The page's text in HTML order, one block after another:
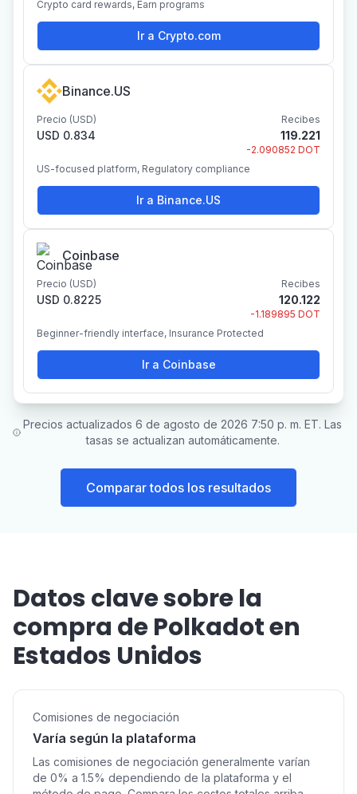
Crypto card rewards, Earn programs
Ir a Crypto.com
Binance.US
Precio (USD)
USD 0.834
Recibes
119.221
-2.090852 DOT
US-focused platform, Regulatory compliance
Ir a Binance.US
Coinbase
Precio (USD)
USD 0.8225
Recibes
120.122
-1.189895 DOT
Beginner-friendly interface, Insurance Protected
Ir a Coinbase
Precios actualizados 6 de agosto de 2026 7:50 p. m. ET. Las
tasas se actualizan automáticamente.
Comparar todos los resultados
Datos clave sobre la
compra de Polkadot en
Estados Unidos
Comisiones de negociación
Varía según la plataforma
Las comisiones de negociación generalmente varían
de 0% a 1.5% dependiendo de la plataforma y el